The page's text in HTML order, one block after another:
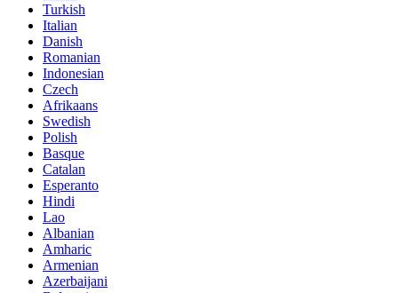
Turkish
Italian
Danish
Romanian
Indonesian
Czech
Afrikaans
Swedish
Polish
Basque
Catalan
Esperanto
Hindi
Lao
Albanian
Amharic
Armenian
Azerbaijani